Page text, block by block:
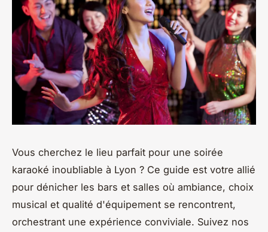
Vous cherchez le lieu parfait pour une soirée
karaoké inoubliable à Lyon ? Ce guide est votre allié
pour dénicher les bars et salles où ambiance, choix
musical et qualité d'équipement se rencontrent,
orchestrant une expérience conviviale. Suivez nos